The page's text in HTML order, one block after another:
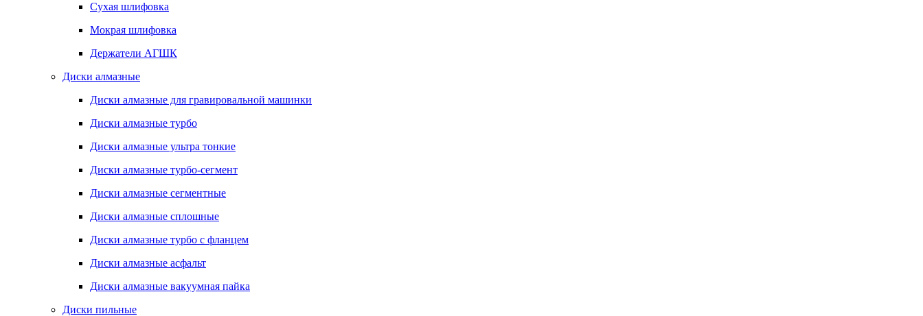
Сухая шлифовка
Мокрая шлифовка
Держатели АГШК
Диски алмазные
Диски алмазные для гравировальной машинки
Диски алмазные турбо
Диски алмазные ультра тонкие
Диски алмазные турбо-сегмент
Диски алмазные сегментные
Диски алмазные сплошные
Диски алмазные турбо с фланцем
Диски алмазные асфальт
Диски алмазные вакуумная пайка
Диски пильные